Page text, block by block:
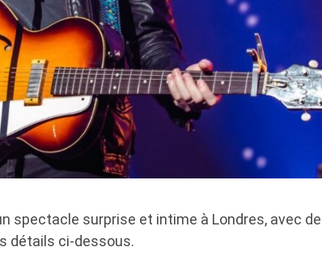
spectacle surprise et intime à Londres, avec
détails ci-dessous.